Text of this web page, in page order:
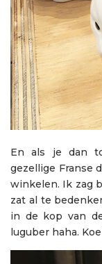
En als je dan
gezellige Franse
winkelen. Ik zag
zat al te
in de kop van
luguber haha.